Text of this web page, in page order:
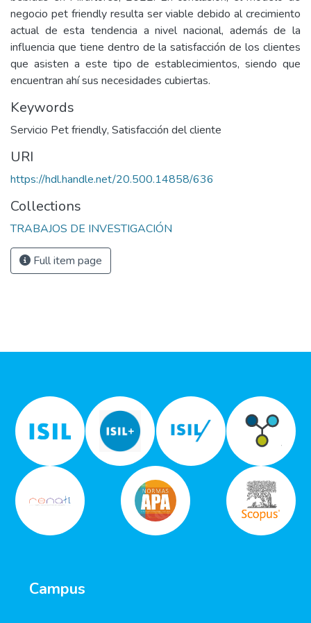
negocio pet friendly resulta ser viable debido al crecimiento
actual de esta tendencia a nivel nacional, además de la
influencia que tiene dentro de la satisfacción de los clientes
que asisten a este tipo de establecimientos, siendo que
encuentran ahí sus necesidades cubiertas.
Keywords
Servicio Pet friendly, Satisfacción del cliente
URI
https://hdl.handle.net/20.500.14858/636
Collections
TRABAJOS DE INVESTIGACIÓN
Full item page
Campus